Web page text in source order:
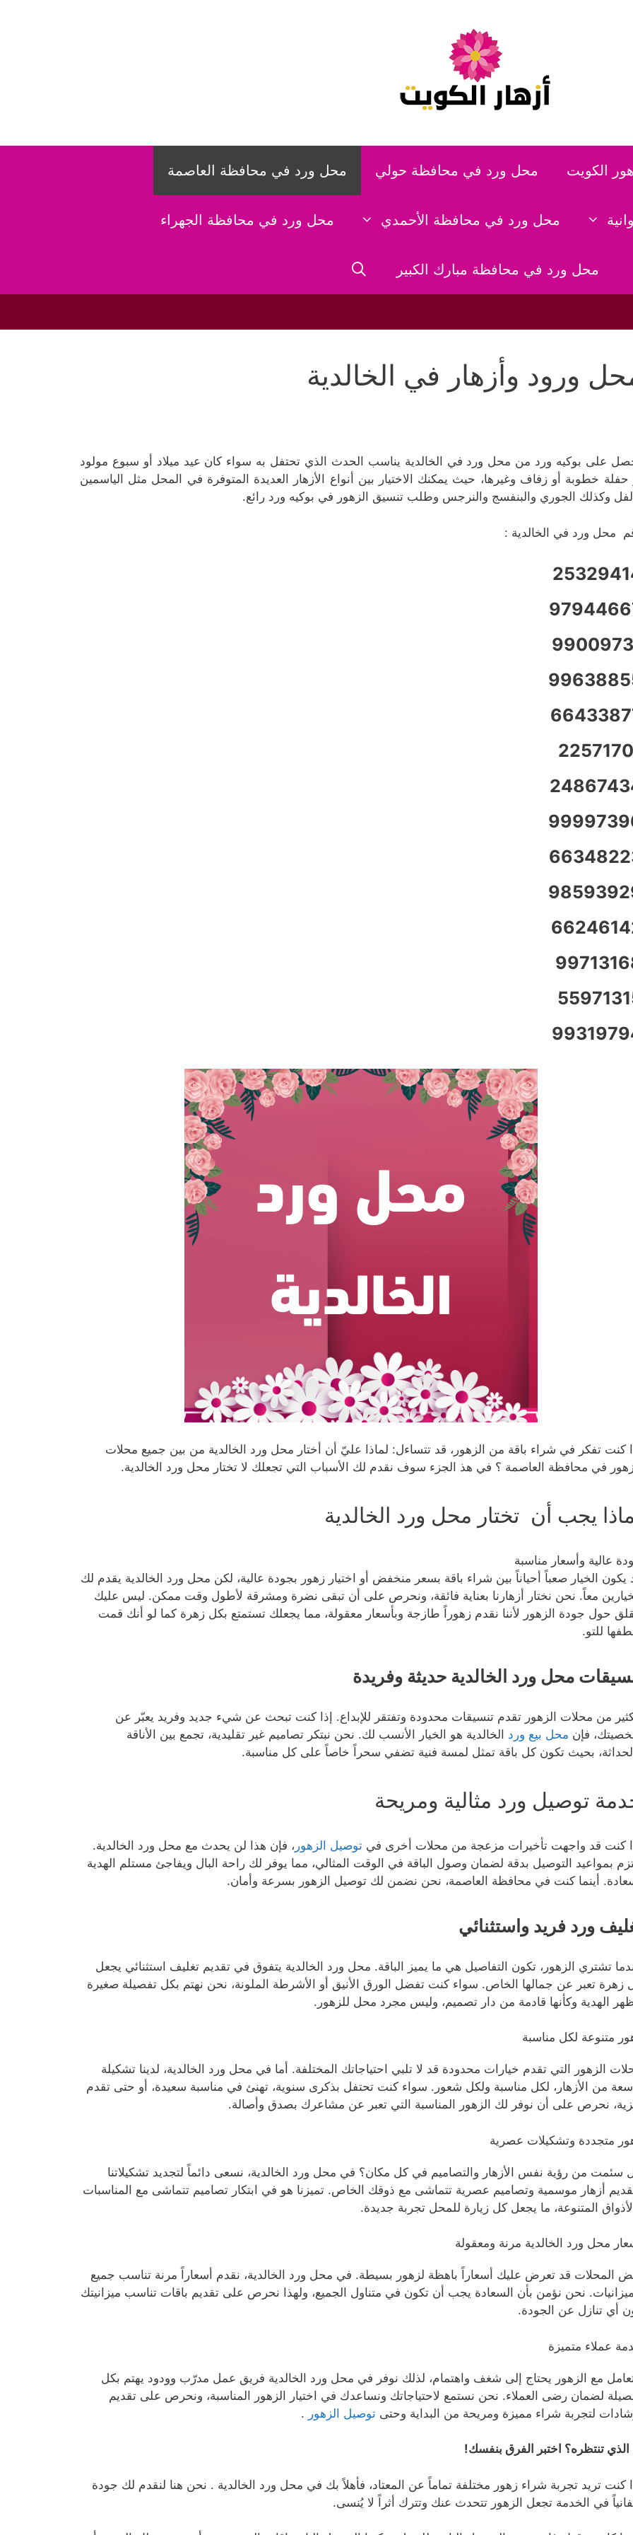
الكويت محل ورد في محافظة حولي محل ورد في محافظة العاصمة
محل ورد في محافظة الأحمدي محل ورد في محافظة الجهراء
محل ورد في محافظة مبارك الكبير
ورود وأزهار في الخالدية
على بوكيه ورد من محل ورد في الخالدية يناسب الحدث الذي تحتفل به سواء كان عيد ميلاد أو سبوع مولود
حفلة خطوبة أو زفاف وغيرها، حيث يمكنك الاختيار بين أنواع الأزهار العديدة المتوفرة في المحل مثل الياسمين
وكذلك الجوري والبنفسج والنرجس وطلب تنسيق الزهور في بوكيه ورد رائع.
محل ورد في الخالدية :
كنت تفكر في شراء باقة من الزهور، قد تتساءل: لماذا عليّ أن أختار محل ورد الخالدية من بين جميع محلات
في محافظة العاصمة ؟ في هذ الجزء سوف نقدم لك الأسباب التي تجعلك لا تختار محل ورد الخالدية.
يجب أن تختار محل ورد الخالدية
عالية وأسعار مناسبة
يكون الخيار صعباً أحياناً بين شراء باقة بسعر منخفض أو اختيار زهور بجودة عالية، لكن محل ورد الخالدية يقدم لك
معاً. نحن نختار أزهارنا بعناية فائقة، ونحرص على أن تبقى نضرة ومشرقة لأطول وقت ممكن. ليس عليك
حول جودة الزهور لأننا نقدم زهوراً طازجة وبأسعار معقولة، مما يجعلك تستمتع بكل زهرة كما لو أنك قمت
للتو.
محل ورد الخالدية حديثة وفريدة
من محلات الزهور تقدم تنسيقات محدودة وتفتقر للإبداع. إذا كنت تبحث عن شيء جديد وفريد يعبّر عن
فإن محل بيع ورد الخالدية هو الخيار الأنسب لك. نحن نبتكر تصاميم غير تقليدية، تجمع بين الأناقة
بحيث تكون كل باقة تمثل لمسة فنية تضفي سحراً خاصاً على كل مناسبة.
توصيل ورد مثالية ومريحة
كنت قد واجهت تأخيرات مزعجة من محلات أخرى فيتوصيل الزهور ، فإن هذا لن يحدث مع محل ورد الخالدية.
بمواعيد التوصيل بدقة لضمان وصول الباقة في الوقت المثالي، مما يوفر لك راحة البال ويفاجئ مستلم الهدية
أينما كنت في محافظة العاصمة، نحن نضمن لك توصيل الزهور بسرعة وأمان.
ورد فريد واستثنائي
تشتري الزهور، تكون التفاصيل هي ما يميز الباقة. محل ورد الخالدية يتفوق في تقديم تغليف استثنائي يجعل
زهرة تعبر عن جمالها الخاص. سواء كنت تفضل الورق الأنيق أو الأشرطة الملونة، نحن نهتم بكل تفصيلة صغيرة
الهدية وكأنها قادمة من دار تصميم، وليس مجرد محل للزهور.
متنوعة لكل مناسبة
الزهور التي تقدم خيارات محدودة قد لا تلبي احتياجاتك المختلفة. أما في محل ورد الخالدية، لدينا تشكيلة
من الأزهار، لكل مناسبة ولكل شعور. سواء كنت تحتفل بذكرى سنوية، تهنئ في مناسبة سعيدة، أو حتى تقدم
نحرص على أن نوفر لك الزهور المناسبة التي تعبر عن مشاعرك بصدق وأصالة.
متجددة وتشكيلات عصرية
سئمت من رؤية نفس الأزهار والتصاميم في كل مكان؟ في محل ورد الخالدية، نسعى دائماً لتجديد تشكيلاتنا
أزهار موسمية وتصاميم عصرية تتماشى مع ذوقك الخاص. تميزنا هو في ابتكار تصاميم تتماشى مع المناسبات
المتنوعة، ما يجعل كل زيارة للمحل تجربة جديدة.
محل ورد الخالدية مرنة ومعقولة
المحلات قد تعرض عليك أسعاراً باهظة لزهور بسيطة. في محل ورد الخالدية، نقدم أسعاراً مرنة تناسب جميع
نحن نؤمن بأن السعادة يجب أن تكون في متناول الجميع، ولهذا نحرص على تقديم باقات تناسب ميزانيتك
أي تنازل عن الجودة.
عملاء متميزة
مع الزهور يحتاج إلى شغف واهتمام، لذلك نوفر في محل ورد الخالدية فريق عمل مدرّب وودود يهتم بكل
لضمان رضى العملاء. نحن نستمع لاحتياجاتك ونساعدك في اختيار الزهور المناسبة، ونحرص على تقديم
لتجربة شراء مميزة ومريحة من البداية وحتى توصيل الزهور .
الذي تنتظره؟ اختبر الفرق بنفسك!
كنت تريد تجربة شراء زهور مختلفة تماماً عن المعتاد، فأهلاً بك في محل ورد الخالدية . نحن هنا لنقدم لك جودة
في الخدمة تجعل الزهور تتحدث عنك وتترك أثراً لا يُنسى.